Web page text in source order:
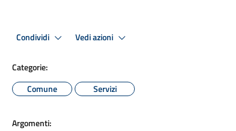
Condividi Vedi azioni
Categorie:
Comune
Servizi
Argomenti: